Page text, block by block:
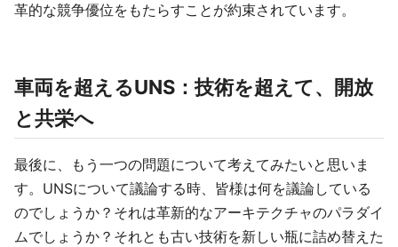
革的な競争優位をもたらすことが約束されています。
車両を超えるUNS：技術を超えて、開放
と共栄へ
最後に、もう一つの問題について考えてみたいと思いま
す。UNSについて議論する時、皆様は何を議論している
のでしょうか？それは革新的なアーキテクチャのパラダイ
ムでしょうか？それとも古い技術を新しい瓶に詰め替えた